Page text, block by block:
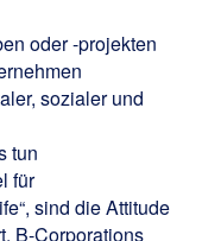
oder -projekten
sozialer und
tun
für
sind die Attitude
B-Corporations